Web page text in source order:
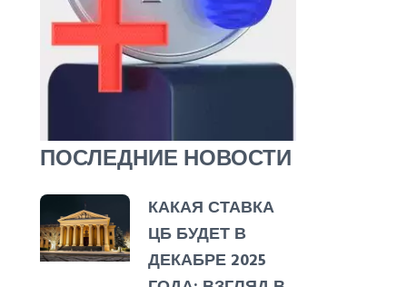
ПОСЛЕДНИЕ НОВОСТИ
КАКАЯ СТАВКА
ЦБ БУДЕТ В
ДЕКАБРЕ 2025